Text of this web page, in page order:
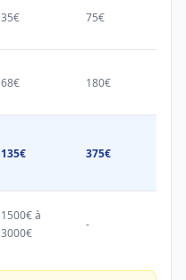
35€ 75€
68€ 180€
135€ 375€
1500€ à
3000€
-